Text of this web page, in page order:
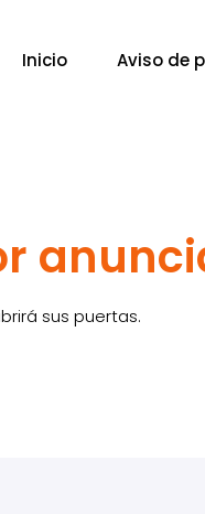
Inicio Aviso de
sus puertas.